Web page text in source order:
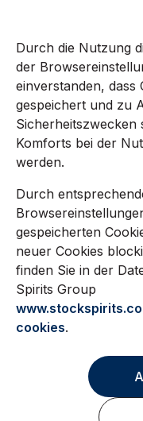
Durch die Nutzung
der
einverstanden, dass
gespeichert und zu
Sicherheitszwecken
Komforts bei der
werden.
Durch
gespeicherten
neuer Cookies
finden Sie in der
Spirits Group
cookies.